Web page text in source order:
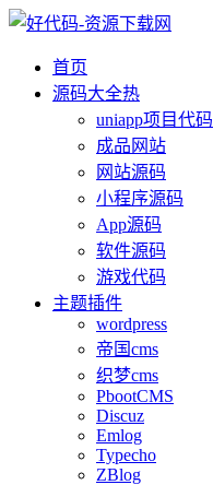
首页
源码大全热
uniapp项目代码
成品网站
网站源码
小程序源码
App源码
软件源码
游戏代码
主题插件
wordpress
帝国cms
织梦cms
PbootCMS
Discuz
Emlog
Typecho
ZBlog